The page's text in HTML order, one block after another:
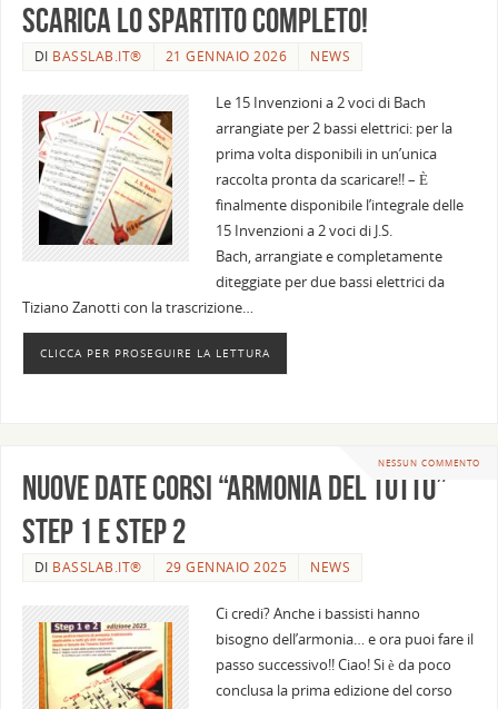
scarica lo spartito completo!
DI BASSLAB.IT® 21 GENNAIO 2026 NEWS
Le 15 Invenzioni a 2 voci di Bach
arrangiate per 2 bassi elettrici: per la
prima volta disponibili in un’unica
raccolta pronta da scaricare!! – È
finalmente disponibile l’integrale delle
15 Invenzioni a 2 voci di J.S.
Bach, arrangiate e completamente
diteggiate per due bassi elettrici da
Tiziano Zanotti con la trascrizione…
CLICCA PER PROSEGUIRE LA LETTURA
NESSUN COMMENTO
NUOVE DATE corsi “ARMONIA del Tutto”
STEP 1 e STEP 2
DI BASSLAB.IT® 29 GENNAIO 2025 NEWS
Ci credi? Anche i bassisti hanno
bisogno dell’armonia… e ora puoi fare il
passo successivo!! Ciao! Si è da poco
conclusa la prima edizione del corso